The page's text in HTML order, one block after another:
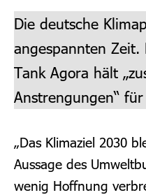
Die deutsche
angespannten Zeit.
Tank Agora hält
Anstrengungen“
„Das Klimaziel 2030
Aussage des
wenig Hoffnung